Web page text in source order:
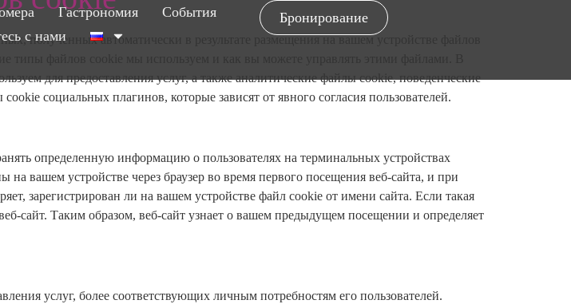
Гастрономия
События
с нами
Бронирование
полученных автоматически в результате размещения на вашем устройстве файлов
для предоставления услуг, а также аналитические файлы cookie, поведенческие
социальных плагинов, которые зависят от явного согласия пользователей.
определенную информацию о пользователях на терминальных устройствах
вашем устройстве через браузер во время первого посещения веб-сайта, и при
зарегистрирован ли на вашем устройстве файл cookie от имени сайта. Если такая
сайт. Таким образом, веб-сайт узнает о вашем предыдущем посещении и определяет
услуг, более соответствующих личным потребностям его пользователей.